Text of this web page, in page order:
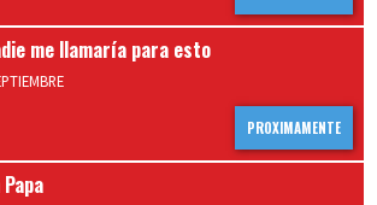
PROXIMAMENTE
me llamaría para esto